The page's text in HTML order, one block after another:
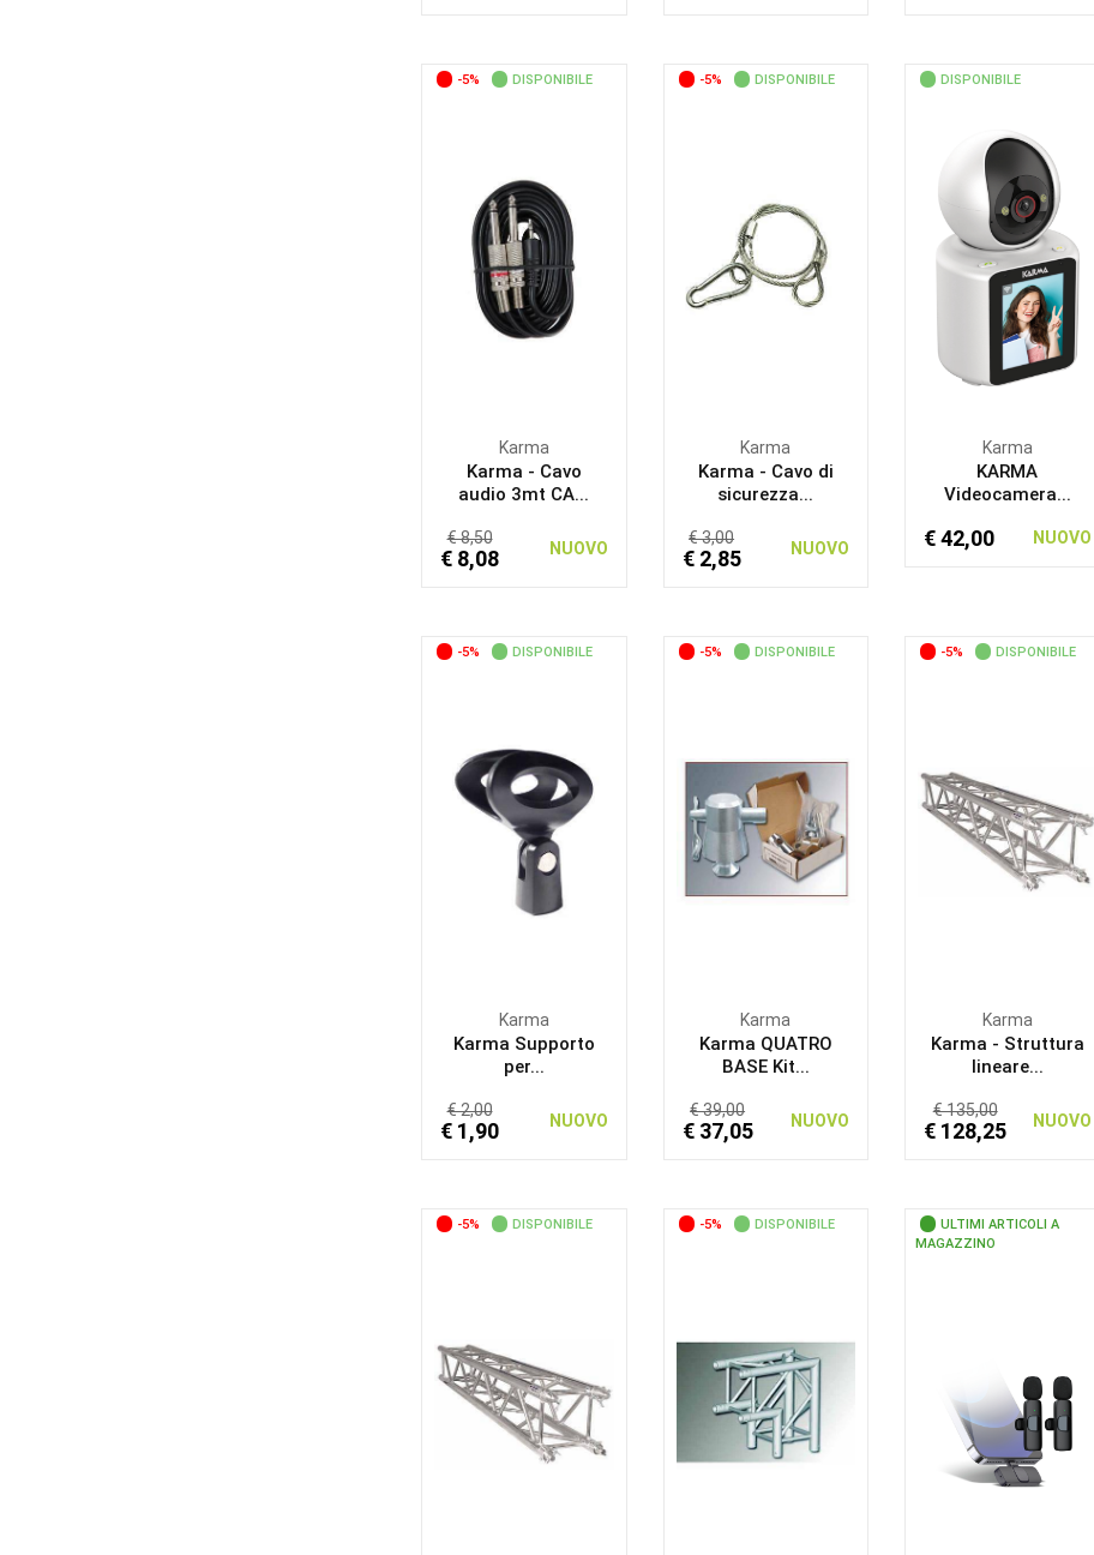
-5% DISPONIBILE
Karma
Karma - Cavo
audio 3mt CA...
€ 8,50
€ 8,08 NUOVO
-5% DISPONIBILE
Karma
Karma - Cavo di
sicurezza...
€ 3,00
€ 2,85 NUOVO
DISPONIBILE
Karma
KARMA
Videocamera...
€ 42,00 NUOVO
-5% DISPONIBILE
Karma
Karma Supporto
per...
€ 2,00
€ 1,90 NUOVO
-5% DISPONIBILE
Karma
Karma QUATRO
BASE Kit...
€ 39,00
€ 37,05 NUOVO
-5% DISPONIBILE
Karma
Karma - Struttura
lineare...
€ 135,00
€ 128,25 NUOVO
-5% DISPONIBILE -5% DISPONIBILE
ULTIMI ARTICOLI A
MAGAZZINO